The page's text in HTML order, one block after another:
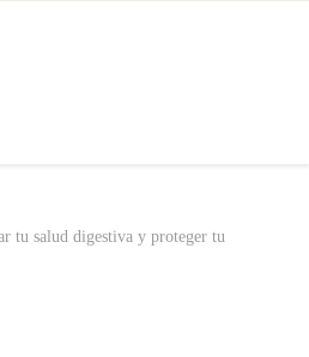
tu salud digestiva y proteger tu